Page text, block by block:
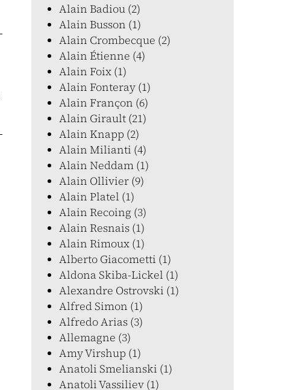
Alain Badiou (2)
Alain Busson (1)
Alain Crombecque (2)
Alain Étienne (4)
Alain Foix (1)
Alain Fonteray (1)
Alain Françon (6)
Alain Girault (21)
Alain Knapp (2)
Alain Milianti (4)
Alain Neddam (1)
Alain Ollivier (9)
Alain Platel (1)
Alain Recoing (3)
Alain Resnais (1)
Alain Rimoux (1)
Alberto Giacometti (1)
Aldona Skiba-Lickel (1)
Alexandre Ostrovski (1)
Alfred Simon (1)
Alfredo Arias (3)
Allemagne (3)
Amy Virshup (1)
Anatoli Smelianski (1)
Anatoli Vassiliev (1)